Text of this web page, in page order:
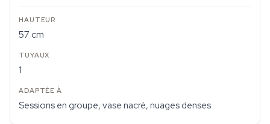
57 cm
1
Sessions en groupe, vase nacré, nuages denses